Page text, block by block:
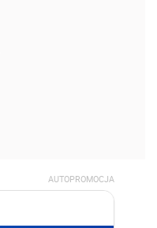
AUTOPROMOCJA